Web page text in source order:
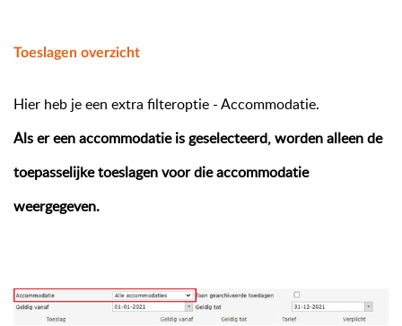
Toeslagen overzicht
Hier heb je een extra filteroptie - Accommodatie.
Als er een accommodatie is geselecteerd, worden alleen de
toepasselijke toeslagen voor die accommodatie
weergegeven.